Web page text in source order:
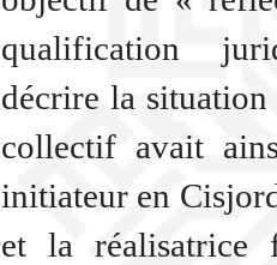
qualification
décrire la
collectif avait
initiateur en
et la réalisatrice